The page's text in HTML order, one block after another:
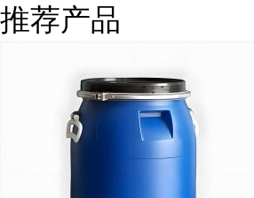
推荐产品